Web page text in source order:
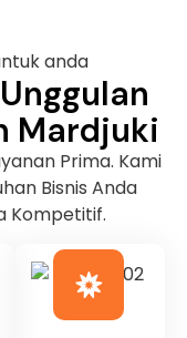
anda
Mardjuki
Prima. Kami
Bisnis Anda
Kompetitif.